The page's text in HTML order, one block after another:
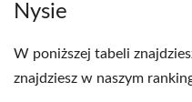
Nysie
W poniższej tabeli
znajdziesz w naszym